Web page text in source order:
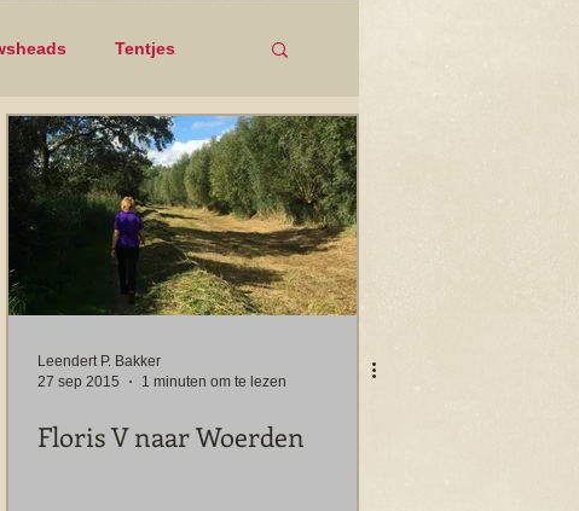
Tentjes
Leendert P. Bakker
27 sep 2015
1 minuten om te lezen
Floris V naar Woerden